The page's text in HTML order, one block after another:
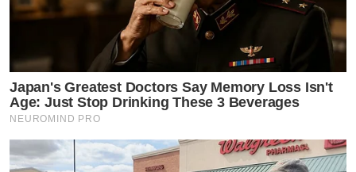
Japan's Greatest Doctors Say Memory Loss Isn't
Age: Just Stop Drinking These 3 Beverages
NEUROMIND PRO